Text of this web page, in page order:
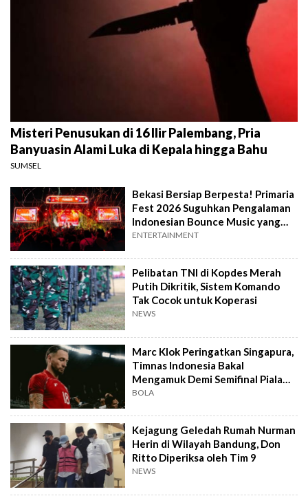
Misteri Penusukan di 16 Ilir Palembang, Pria
Banyuasin Alami Luka di Kepala hingga Bahu
SUMSEL
Bekasi Bersiap Berpesta! Primaria
Fest 2026 Suguhkan Pengalaman
Indonesian Bounce Music yang
Berbeda
ENTERTAINMENT
Pelibatan TNI di Kopdes Merah
Putih Dikritik, Sistem Komando
Tak Cocok untuk Koperasi
NEWS
Marc Klok Peringatkan Singapura,
Timnas Indonesia Bakal
Mengamuk Demi Semifinal Piala
AFF 2026
BOLA
Kejagung Geledah Rumah Nurman
Herin di Wilayah Bandung, Don
Ritto Diperiksa oleh Tim 9
NEWS